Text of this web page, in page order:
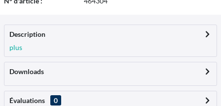
Description
plus
Downloads
Évaluations
0